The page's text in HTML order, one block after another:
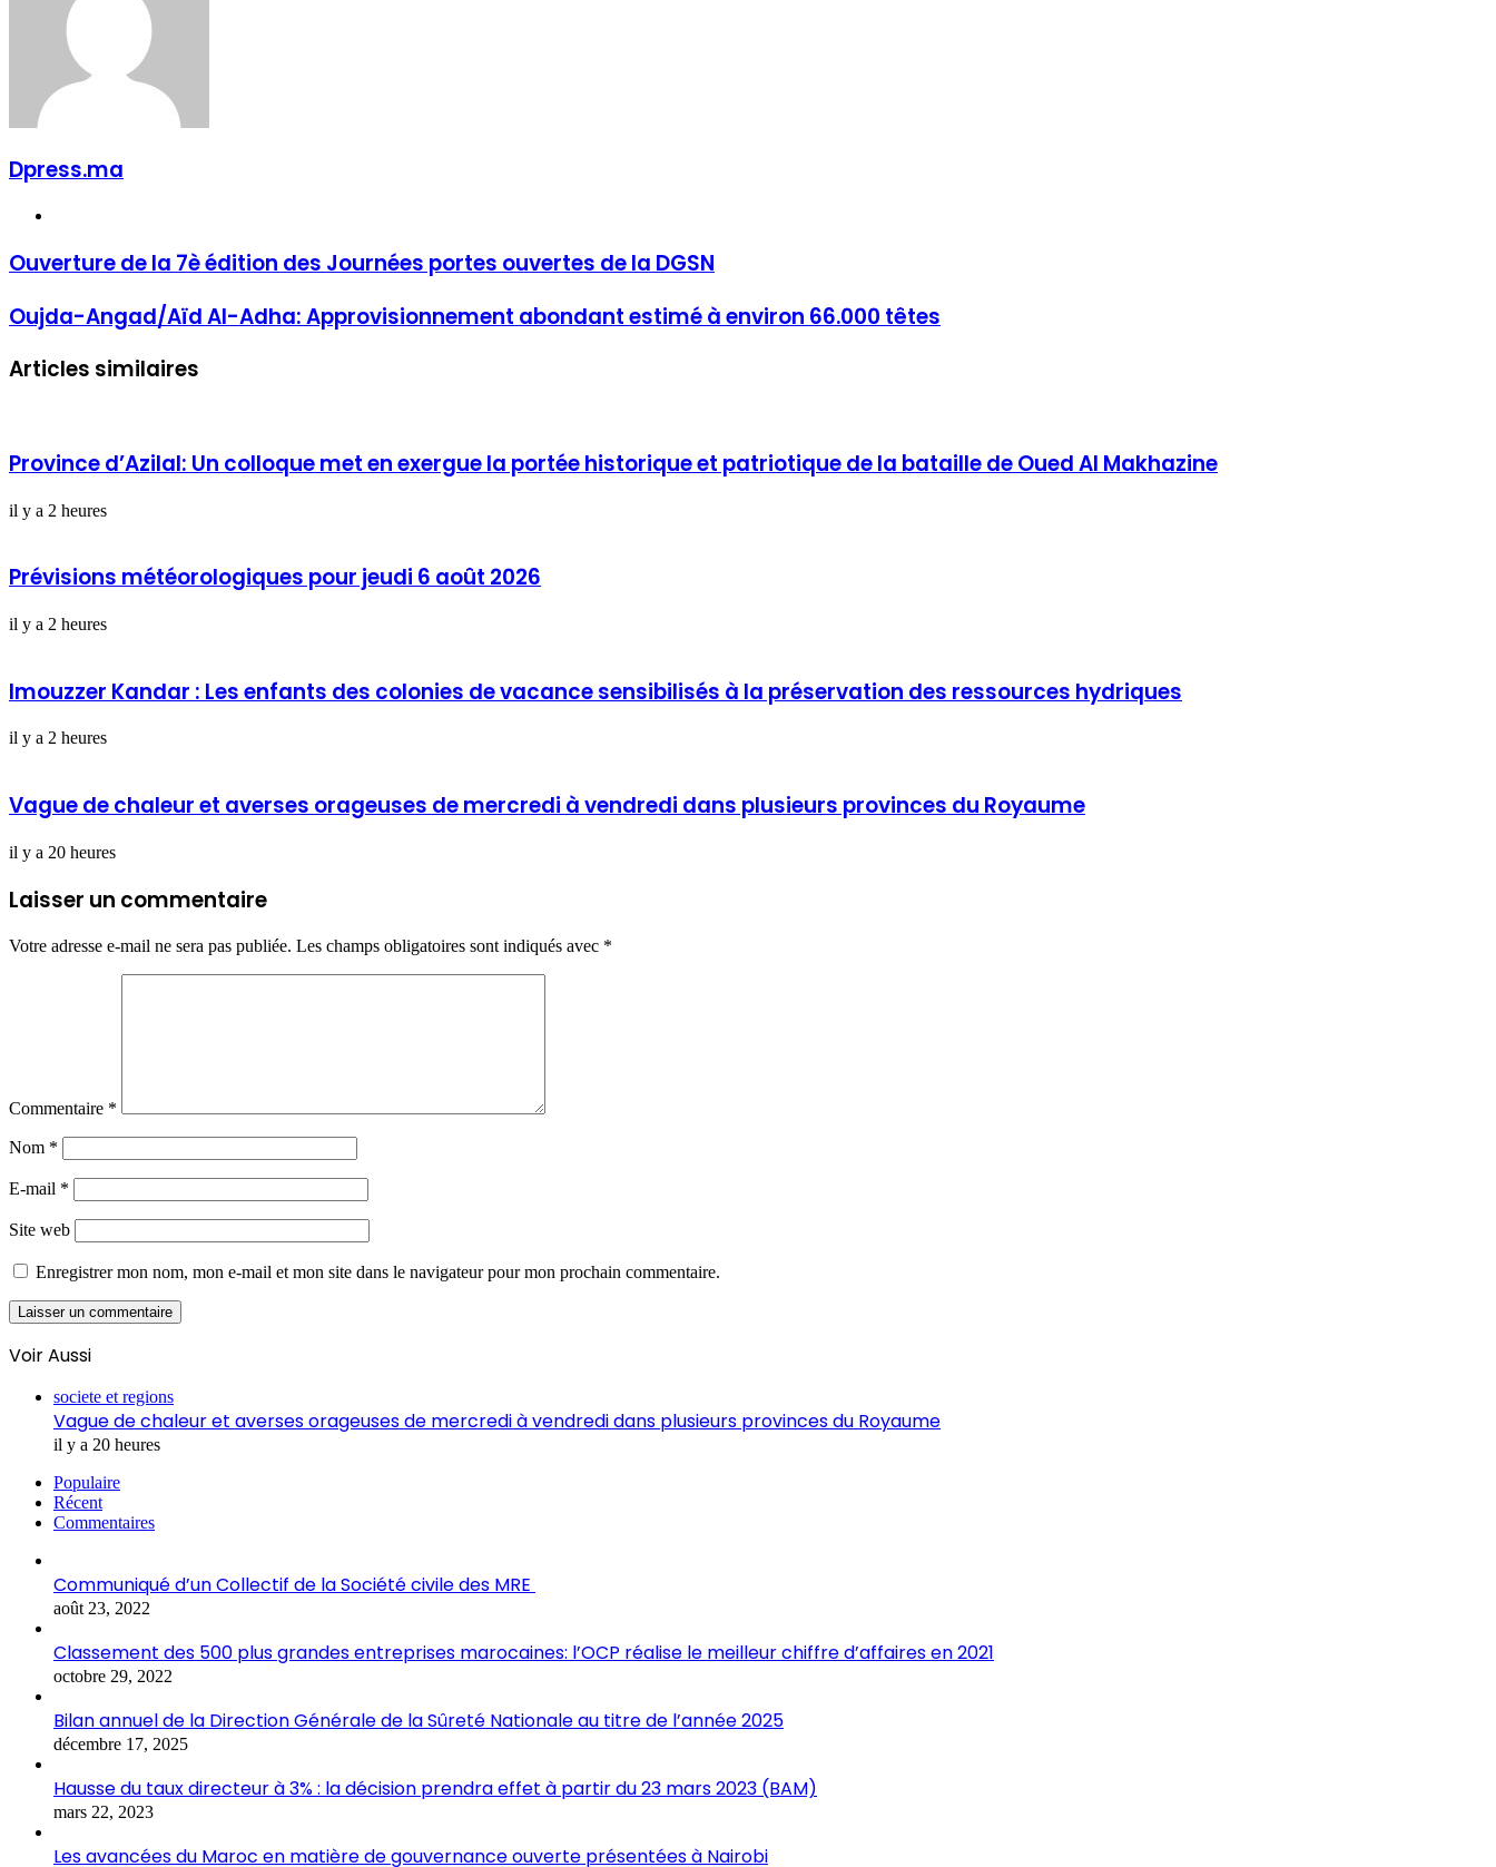
Dpress.ma
Ouverture de la 7è édition des Journées portes ouvertes de la DGSN
Oujda-Angad/Aïd Al-Adha: Approvisionnement abondant estimé à environ 66.000 têtes
Articles similaires
Province d’Azilal: Un colloque met en exergue la portée historique et patriotique de la bataille de Oued Al Makhazine
il y a 2 heures
Prévisions météorologiques pour jeudi 6 août 2026
il y a 2 heures
Imouzzer Kandar : Les enfants des colonies de vacance sensibilisés à la préservation des ressources hydriques
il y a 2 heures
Vague de chaleur et averses orageuses de mercredi à vendredi dans plusieurs provinces du Royaume
il y a 20 heures
Laisser un commentaire
Votre adresse e-mail ne sera pas publiée. Les champs obligatoires sont indiqués avec *
Commentaire *
Nom *
E-mail *
Site web
Enregistrer mon nom, mon e-mail et mon site dans le navigateur pour mon prochain commentaire.
Voir Aussi
societe et regions
Vague de chaleur et averses orageuses de mercredi à vendredi dans plusieurs provinces du Royaume
il y a 20 heures
Populaire
Récent
Commentaires
Communiqué d’un Collectif de la Société civile des MRE
août 23, 2022
Classement des 500 plus grandes entreprises marocaines: l’OCP réalise le meilleur chiffre d’affaires en 2021
octobre 29, 2022
Bilan annuel de la Direction Générale de la Sûreté Nationale au titre de l’année 2025
décembre 17, 2025
Hausse du taux directeur à 3% : la décision prendra effet à partir du 23 mars 2023 (BAM)
mars 22, 2023
Les avancées du Maroc en matière de gouvernance ouverte présentées à Nairobi